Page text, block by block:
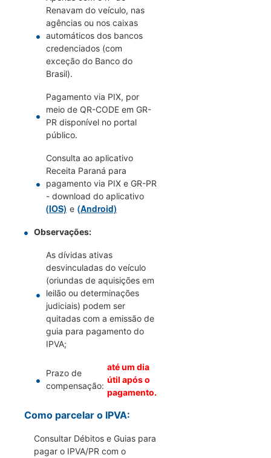
Renavam do veículo, nas
agências ou nos caixas
automáticos dos bancos
credenciados (com
exceção do Banco do
Brasil).
Pagamento via PIX, por
meio de QR-CODE em GR-
PR disponível no portal
público.
Consulta ao aplicativo
Receita Paraná para
pagamento via PIX e GR-PR
- download do aplicativo
(IOS) e (Android)
Observações:
As dívidas ativas
desvinculadas do veículo
(oriundas de aquisições em
leilão ou determinações
judiciais) podem ser
quitadas com a emissão de
guia para pagamento do
IPVA;
Prazo de
compensação:
até um dia
útil após o
pagamento.
Como parcelar o IPVA:
Consultar Débitos e Guias para
pagar o IPVA/PR com o